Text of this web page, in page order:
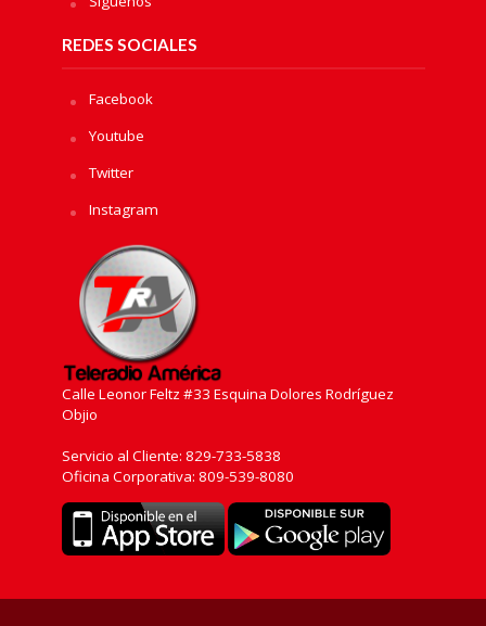
REDES SOCIALES
Facebook
Youtube
Twitter
Instagram
Calle Leonor Feltz #33 Esquina Dolores Rodríguez
Objio
Servicio al Cliente: 829-733-5838
Oficina Corporativa: 809-539-8080